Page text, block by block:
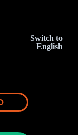
Switch to
English